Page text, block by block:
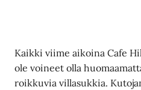
Kaikki viime aikoina Cafe
ole voineet olla
roikkuvia villasukkia.